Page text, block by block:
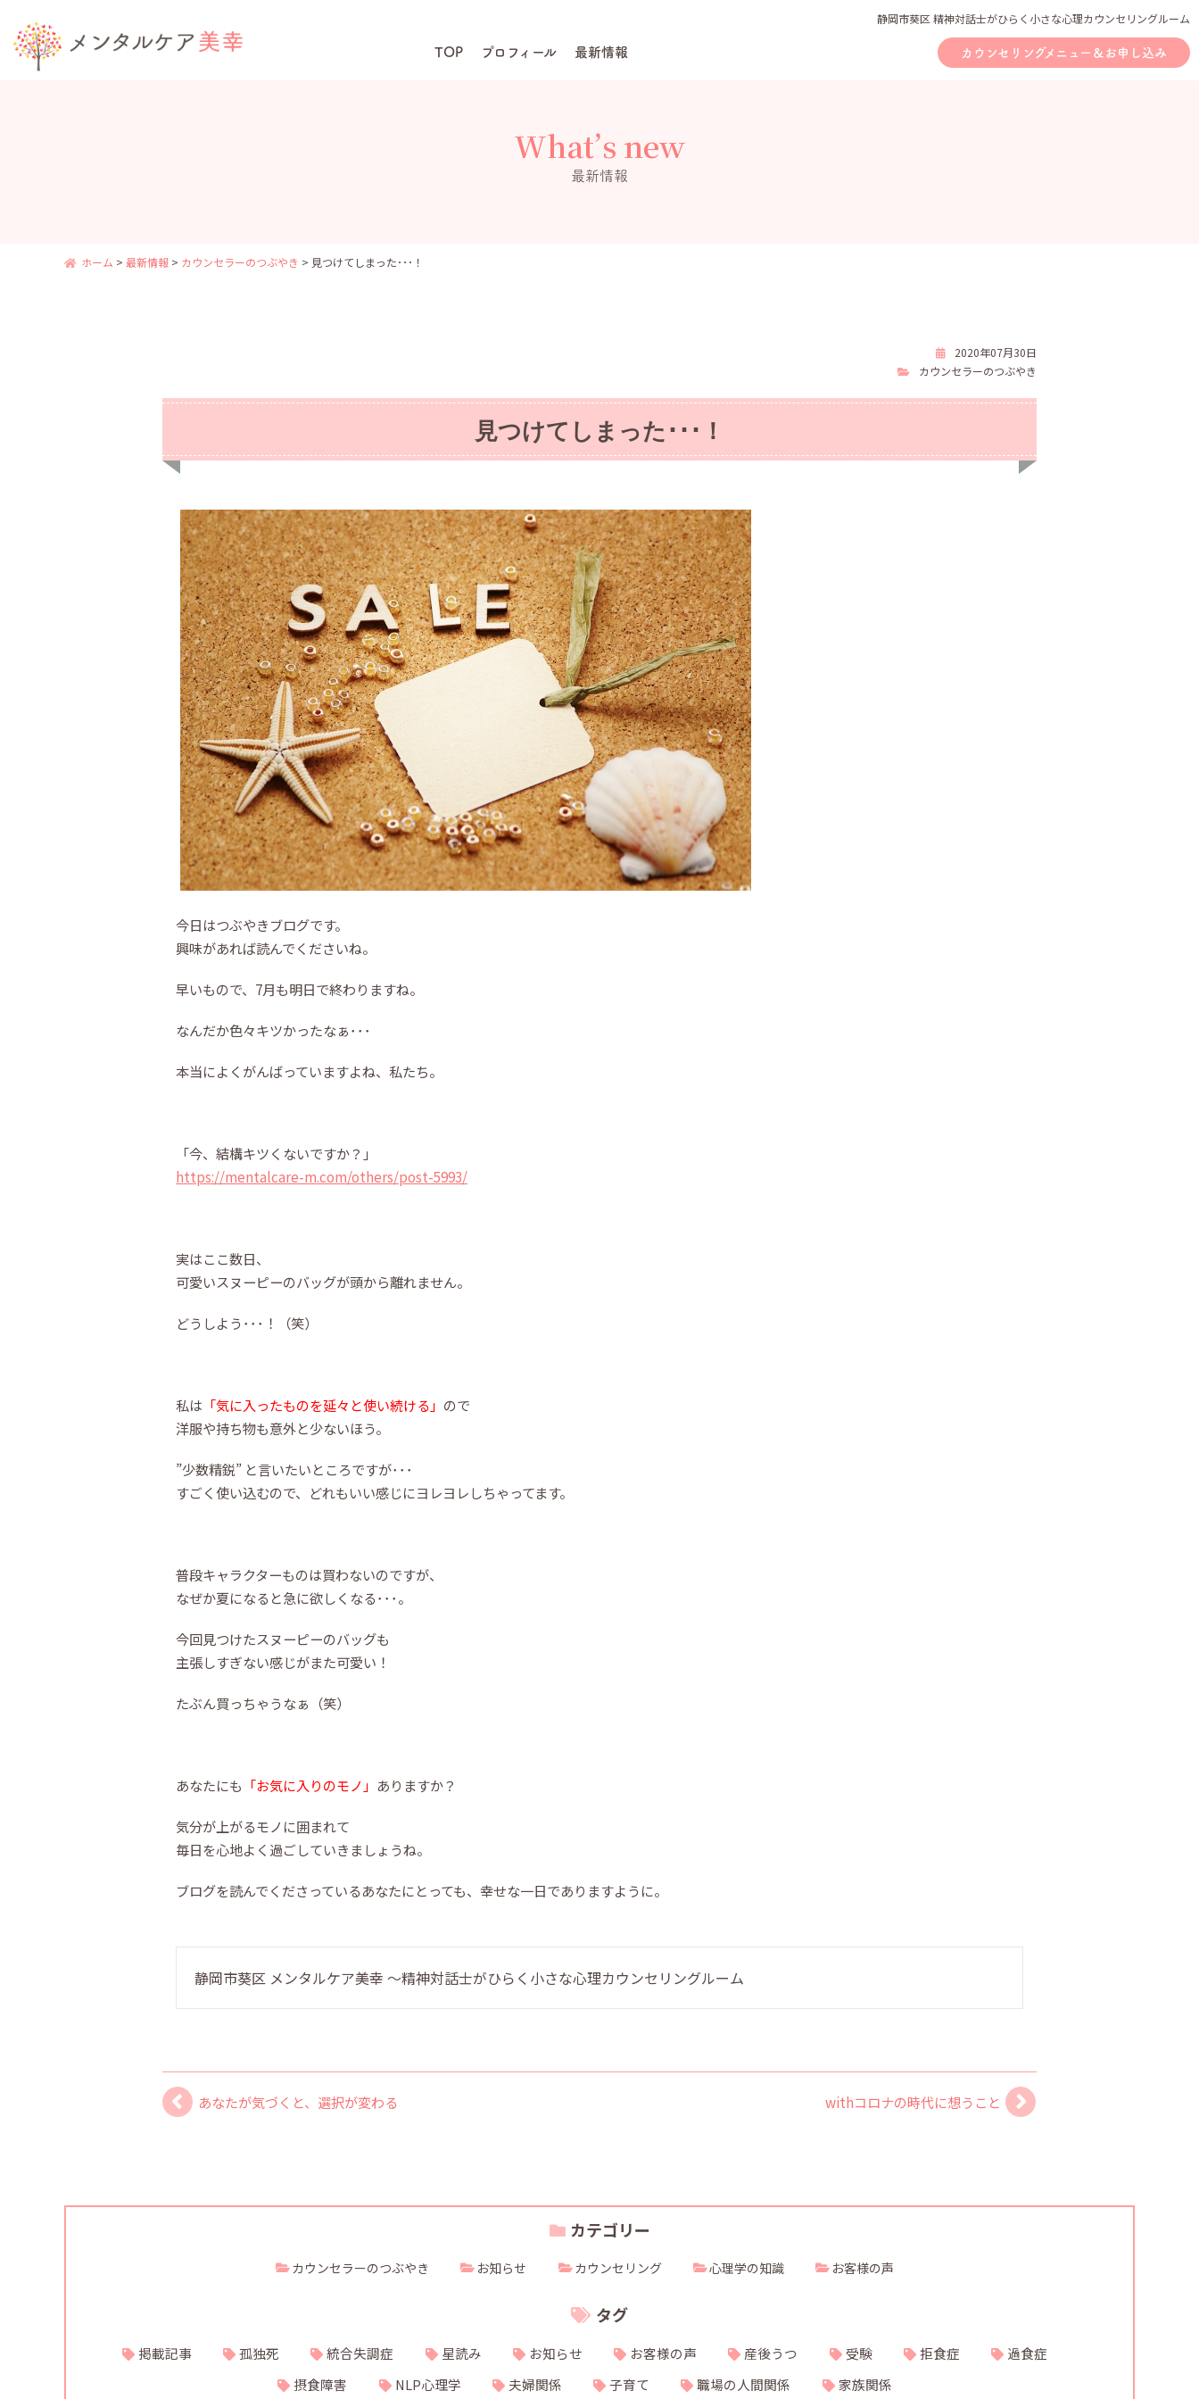
静岡市葵区 精神対話士がひらく小さな心理カウンセリングルーム
TOP プロフィール 最新情報 カウンセリングメニュー＆お申し込み
What’s new
最新情報
ホーム > 最新情報 > カウンセラーのつぶやき > 見つけてしまった･･･！
2020年07月30日
カウンセラーのつぶやき
見つけてしまった･･･！
今日はつぶやきブログです。
興味があれば読んでくださいね。
早いもので、7月も明日で終わりますね。
なんだか色々キツかったなぁ･･･
本当によくがんばっていますよね、私たち。
「今、結構キツくないですか？」
https://mentalcare-m.com/others/post-5993/
実はここ数日、
可愛いスヌーピーのバッグが頭から離れません。
どうしよう･･･！（笑）
私は 「気に入ったものを延々と使い続ける」 ので
洋服や持ち物も意外と少ないほう。
”少数精鋭” と言いたいところですが･･･
すごく使い込むので、どれもいい感じにヨレヨレしちゃってます。
普段キャラクターものは買わないのですが、
なぜか夏になると急に欲しくなる･･･。
今回見つけたスヌーピーのバッグも
主張しすぎない感じがまた可愛い！
たぶん買っちゃうなぁ（笑）
あなたにも 「お気に入りのモノ」 ありますか？
気分が上がるモノに囲まれて
毎日を心地よく過ごしていきましょうね。
ブログを読んでくださっているあなたにとっても、幸せな一日でありますように。
静岡市葵区 メンタルケア美幸 〜精神対話士がひらく小さな心理カウンセリングルーム
あなたが気づくと、選択が変わる withコロナの時代に想うこと
カテゴリー
カウンセラーのつぶやき お知らせ カウンセリング 心理学の知識 お客様の声
タグ
掲載記事 孤独死 統合失調症 星読み お知らせ お客様の声 産後うつ 受験 拒食症
過食症
摂食障害
NLP心理学 夫婦関係 子育て 職場の人間関係 家族関係